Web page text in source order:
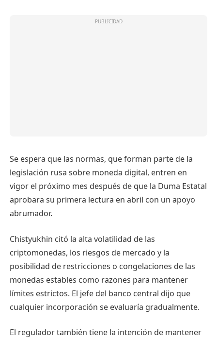
Se espera que las normas, que forman parte de la
legislación rusa sobre moneda digital, entren en
vigor el próximo mes después de que la Duma Estatal
aprobara su primera lectura en abril con un apoyo
abrumador.
Chistyukhin citó la alta volatilidad de las
criptomonedas, los riesgos de mercado y la
posibilidad de restricciones o congelaciones de las
monedas estables como razones para mantener
límites estrictos. El jefe del banco central dijo que
cualquier incorporación se evaluaría gradualmente.
El regulador también tiene la intención de mantener